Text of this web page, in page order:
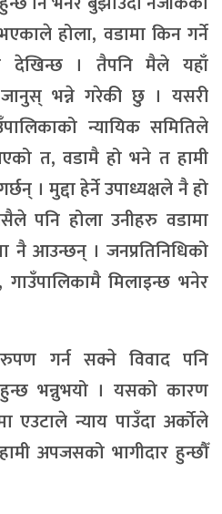
होला, वडामा किन गर्ने
देखिन्छ । तैपनि मैले यहाँ
भन्ने गरेकी छु । यसरी
न्यायिक समितिले
त, वडामै हो भने त हामी
। मुद्दा हेर्ने उपाध्यक्षले नै हो
पनि होला उनीहरु वडामा
नै आउन्छन् । जनप्रतिनिधिको
मिलाइन्छ भनेर
गर्न सक्ने विवाद पनि
भन्नुभयो । यसको कारण
एउटाले न्याय पाउँदा अर्कोले
अपजसको भागीदार हुन्छौँ